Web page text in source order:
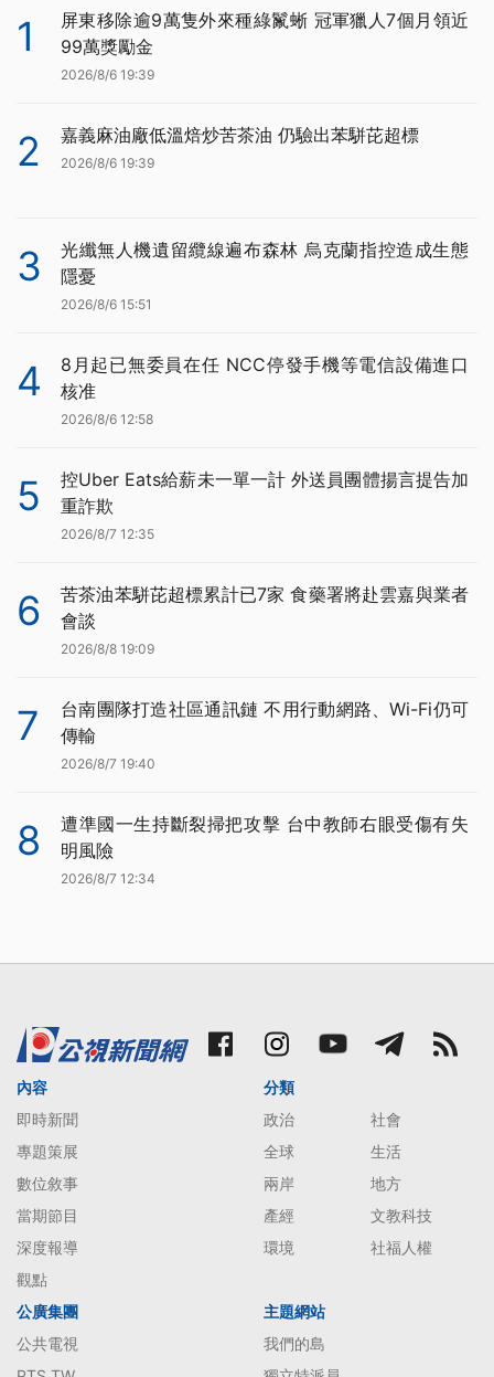
1
屏東移除逾9萬隻外來種綠鬣蜥 冠軍獵人7個月領近
99萬獎勵金
2026/8/6 19:39
2 嘉義麻油廠低溫焙炒苦茶油 仍驗出苯駢芘超標
2026/8/6 19:39
3
光纖無人機遺留纜線遍布森林 烏克蘭指控造成生態
隱憂
2026/8/6 15:51
4
8月起已無委員在任 NCC停發手機等電信設備進口
核准
2026/8/6 12:58
5
控Uber Eats給薪未一單一計 外送員團體揚言提告加
重詐欺
2026/8/7 12:35
6
苦茶油苯駢芘超標累計已7家 食藥署將赴雲嘉與業者
會談
2026/8/8 19:09
7
台南團隊打造社區通訊鏈 不用行動網路、Wi-Fi仍可
傳輸
2026/8/7 19:40
8
遭準國一生持斷裂掃把攻擊 台中教師右眼受傷有失
明風險
2026/8/7 12:34
內容
即時新聞
專題策展
數位敘事
當期節目
深度報導
觀點
分類
政治
社會
全球
生活
兩岸
地方
產經
文教科技
環境
社福人權
公廣集團
公共電視
主題網站
我們的島